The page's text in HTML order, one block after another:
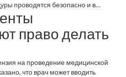
проводятся безопасно и в
клиники рекламируют
скрывают. Давайте
стоит ли доверять
право делать
на проведение медицинской
что врач может вводить